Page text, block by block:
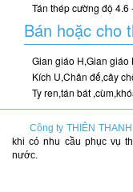
Tán thép cường độ 4.6
Bán hoặc cho
Gian giáo H,Gian
Kích U,Chân đế,cây
Ty ren,tán bát
Công ty THIÊN THANH
khi có nhu cầu phục vụ
nước.